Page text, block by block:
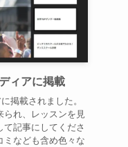
ィアに掲載
掲載されました。
られ、レッスンを見
記事にしてくださ
ミなども含め色々な